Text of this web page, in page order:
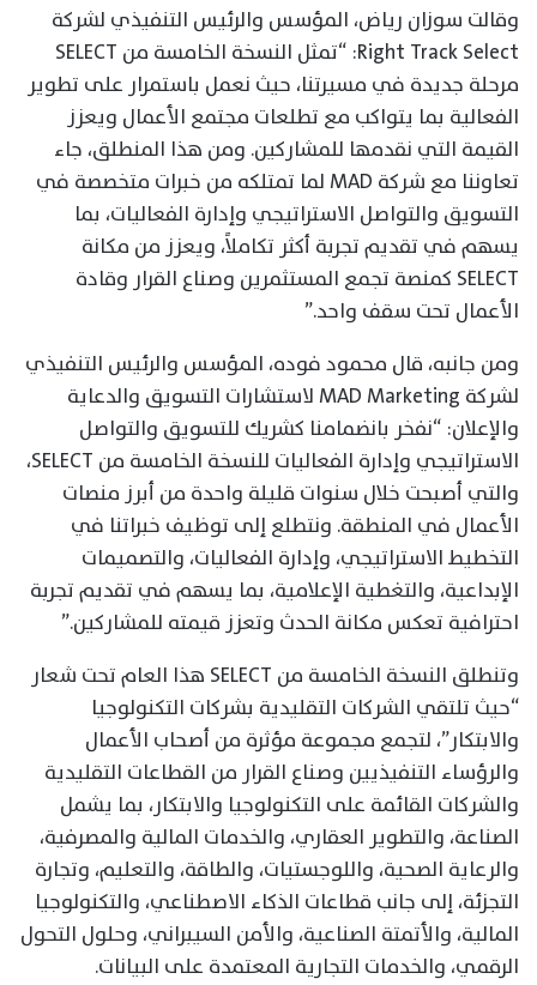
وقالت سوزان رياض، المؤسس والرئيس التنفيذي لشركة
Right Track Select: “تمثل النسخة الخامسة من SELECT
مرحلة جديدة في مسيرتنا، حيث نعمل باستمرار على تطوير
الفعالية بما يتواكب مع تطلعات مجتمع الأعمال ويعزز
القيمة التي نقدمها للمشاركين. ومن هذا المنطلق، جاء
تعاوننا مع شركة MAD لما تمتلكه من خبرات متخصصة في
التسويق والتواصل الاستراتيجي وإدارة الفعاليات، بما
يسهم في تقديم تجربة أكثر تكاملاً، ويعزز من مكانة
SELECT كمنصة تجمع المستثمرين وصناع القرار وقادة
الأعمال تحت سقف واحد.”
ومن جانبه، قال محمود فوده، المؤسس والرئيس التنفيذي
لشركة MAD Marketing لاستشارات التسويق والدعاية
والإعلان: “نفخر بانضمامنا كشريك للتسويق والتواصل
الاستراتيجي وإدارة الفعاليات للنسخة الخامسة من SELECT،
والتي أصبحت خلال سنوات قليلة واحدة من أبرز منصات
الأعمال في المنطقة. ونتطلع إلى توظيف خبراتنا في
التخطيط الاستراتيجي، وإدارة الفعاليات، والتصميمات
الإبداعية، والتغطية الإعلامية، بما يسهم في تقديم تجربة
احترافية تعكس مكانة الحدث وتعزز قيمته للمشاركين.”
وتنطلق النسخة الخامسة من SELECT هذا العام تحت شعار
“حيث تلتقي الشركات التقليدية بشركات التكنولوجيا
والابتكار”، لتجمع مجموعة مؤثرة من أصحاب الأعمال
والرؤساء التنفيذيين وصناع القرار من القطاعات التقليدية
والشركات القائمة على التكنولوجيا والابتكار، بما يشمل
الصناعة، والتطوير العقاري، والخدمات المالية والمصرفية،
والرعاية الصحية، واللوجستيات، والطاقة، والتعليم، وتجارة
التجزئة، إلى جانب قطاعات الذكاء الاصطناعي، والتكنولوجيا
المالية، والأتمتة الصناعية، والأمن السيبراني، وحلول التحول
الرقمي، والخدمات التجارية المعتمدة على البيانات.